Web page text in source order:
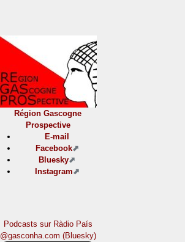
Région Gascogne
Prospective
E-mail
Facebook
Bluesky
Instagram
Podcasts sur Ràdio País
@gasconha.com (Bluesky)